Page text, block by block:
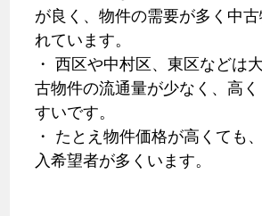
が良く、物件の需要が多く中
れています。
・ 西区や中村区、東区などは
古物件の流通量が少なく、高
すいです。
・ たとえ物件価格が高くても
入希望者が多くいます。